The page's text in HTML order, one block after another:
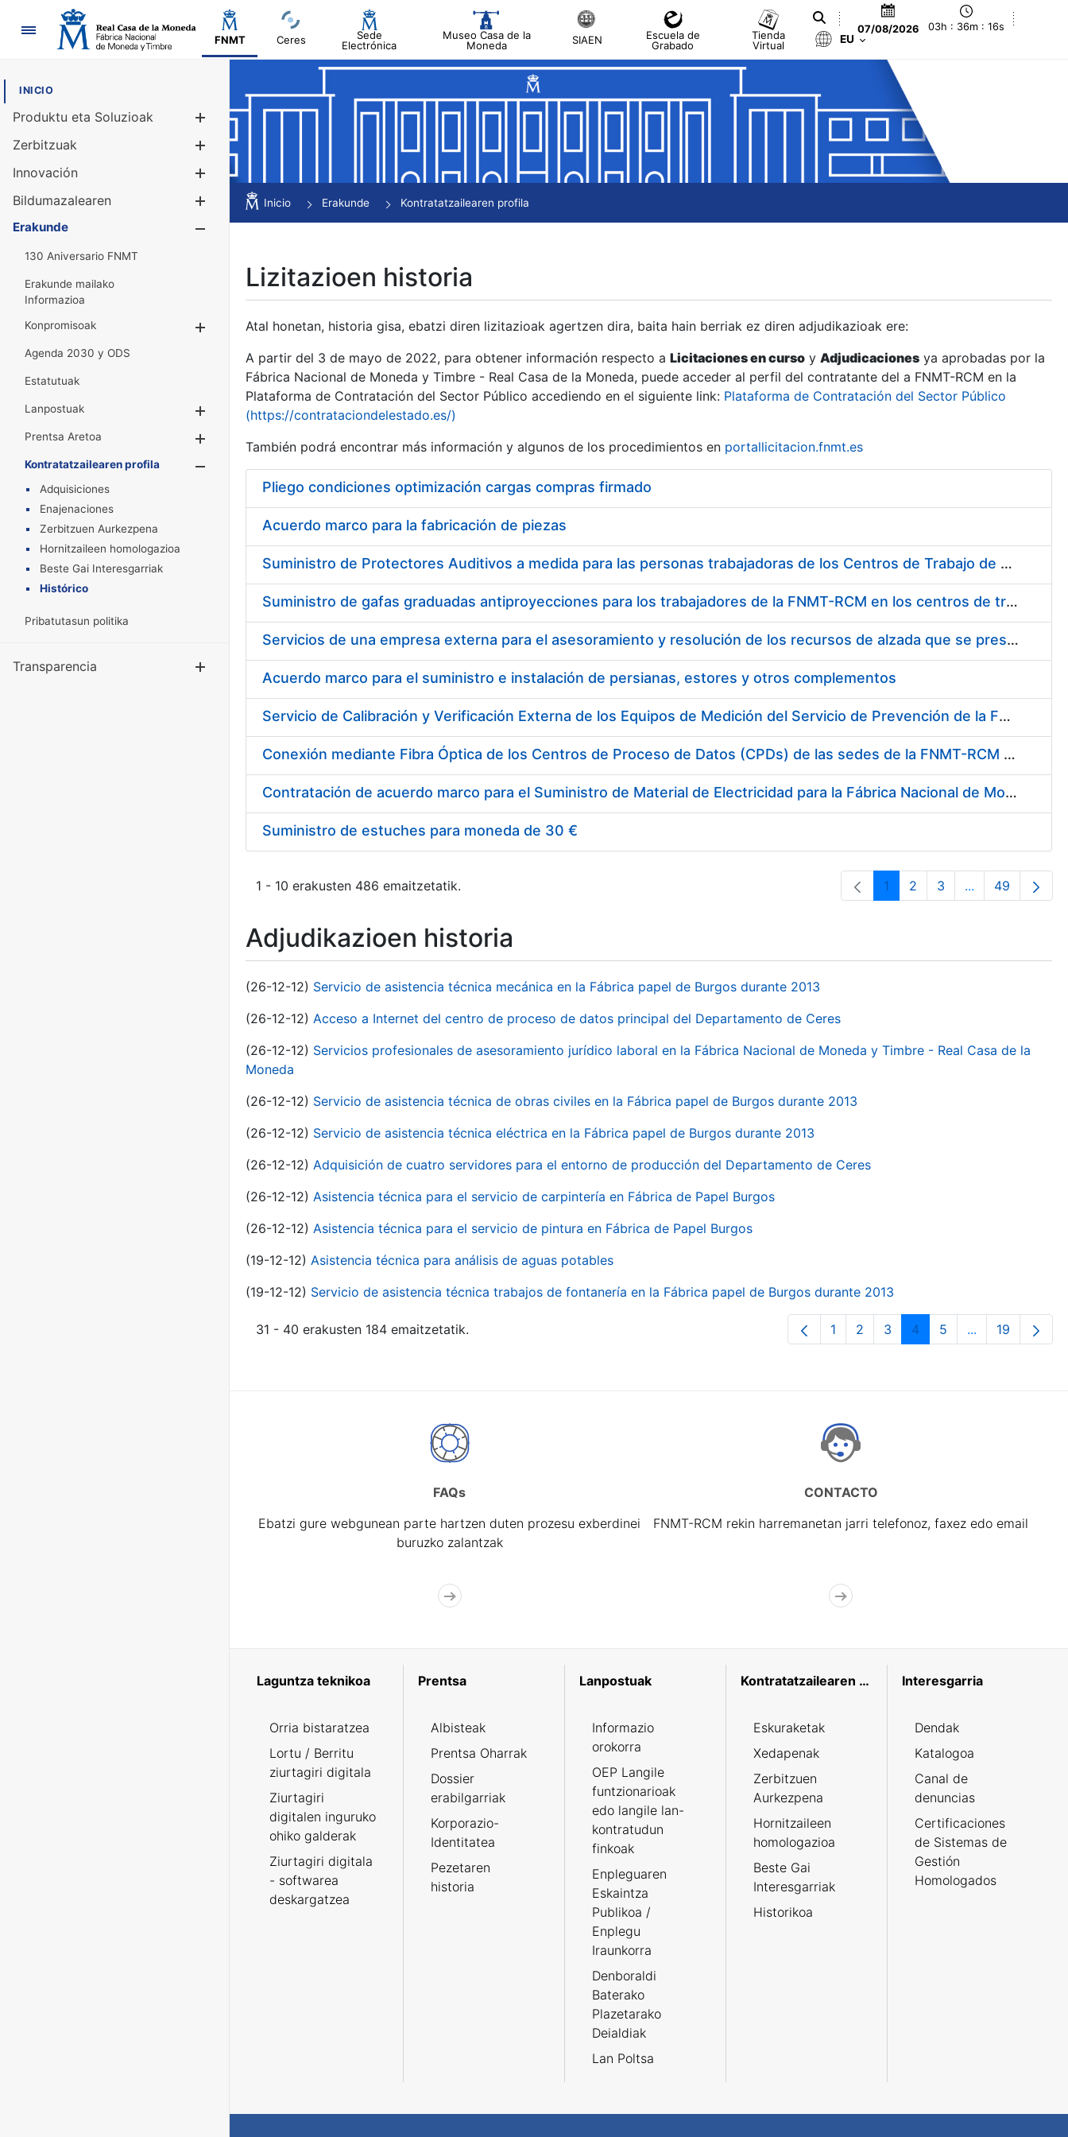
Nabigazioa
FNMT Ceres
Sede
Electrónica
Museo Casa de la
Moneda
SIAEN
Escuela de
Grabado
Tienda
Virtual
07/08/2026 03h : 36m : 17s
EU
INICIO
Produktu eta Soluzioak
Erakutsi/Ezkutatu
Zerbitzuak
Innovación
Bildumazalearen
Erakutsi/Ezkutatu
Erakunde
130 Aniversario FNMT
Erakunde mailako
Informazioa
Konpromisoak
Erakutsi/Ezkutatu
Agenda 2030 y ODS
Estatutuak
Lanpostuak
Erakutsi/Ezkutatu
Prentsa Aretoa
Erakutsi/Ezkutatu
Kontratatzailearen profila
Erakutsi/Ezkutatu
Adquisiciones
Enajenaciones
Zerbitzuen Aurkezpena
Hornitzaileen homologazioa
Beste Gai Interesgarriak
Histórico
Pribatutasun politika
Transparencia Erakutsi/Ezkutatu
Inicio Erakunde Kontratatzailearen profila
Lizitazioen historia
Atal honetan, historia gisa, ebatzi diren lizitazioak agertzen dira, baita hain berriak ez diren adjudikazioak ere:
A partir del 3 de mayo de 2022, para obtener información respecto a Licitaciones en curso y Adjudicaciones ya aprobadas por la
Fábrica Nacional de Moneda y Timbre - Real Casa de la Moneda, puede acceder al perfil del contratante del a FNMT-RCM en la
Plataforma de Contratación del Sector Público accediendo en el siguiente link: Plataforma de Contratación del Sector Público
(https://contrataciondelestado.es/)
También podrá encontrar más información y algunos de los procedimientos en portallicitacion.fnmt.es
Pliego condiciones optimización cargas compras firmado
Acuerdo marco para la fabricación de piezas
Suministro de Protectores Auditivos a medida para las personas trabajadoras de los Centros de Trabajo de Madrid y Burgos
Suministro de gafas graduadas antiproyecciones para los trabajadores de la FNMT-RCM en los centros de trabajo de Madrid y Burgos
Servicios de una empresa externa para el asesoramiento y resolución de los recursos de alzada que se presentan relacionados con procesos de selección para la FNMT-RCM
Acuerdo marco para el suministro e instalación de persianas, estores y otros complementos
Servicio de Calibración y Verificación Externa de los Equipos de Medición del Servicio de Prevención de la FNMT-RCM
Conexión mediante Fibra Óptica de los Centros de Proceso de Datos (CPDs) de las sedes de la FNMT-RCM de Burgos y Madrid
Contratación de acuerdo marco para el Suministro de Material de Electricidad para la Fábrica Nacional de Moneda y Timbre-Real Casa de la Moneda en su centro de trabajo de Burgos
Suministro de estuches para moneda de 30 €
1 - 10 erakusten 486 emaitzetatik. Orrialdea
1 Orrialdea
2 Orrialdea
3 ...Intermediate
Orrialdea
49
Adjudikazioen historia
(26-12-12) Servicio de asistencia técnica mecánica en la Fábrica papel de Burgos durante 2013
(26-12-12) Acceso a Internet del centro de proceso de datos principal del Departamento de Ceres
(26-12-12) Servicios profesionales de asesoramiento jurídico laboral en la Fábrica Nacional de Moneda y Timbre - Real Casa de la
Moneda
(26-12-12) Servicio de asistencia técnica de obras civiles en la Fábrica papel de Burgos durante 2013
(26-12-12) Servicio de asistencia técnica eléctrica en la Fábrica papel de Burgos durante 2013
(26-12-12) Adquisición de cuatro servidores para el entorno de producción del Departamento de Ceres
(26-12-12) Asistencia técnica para el servicio de carpintería en Fábrica de Papel Burgos
(26-12-12) Asistencia técnica para el servicio de pintura en Fábrica de Papel Burgos
(19-12-12) Asistencia técnica para análisis de aguas potables
(19-12-12) Servicio de asistencia técnica trabajos de fontanería en la Fábrica papel de Burgos durante 2013
31 - 40 erakusten 184 emaitzetatik. Orrialdea
1 Orrialdea
2 Orrialdea
3 Orrialdea
4 Orrialdea
5 ...Intermediate
Orrialdea
19
FAQs
Ebatzi gure webgunean parte hartzen duten prozesu exberdinei
buruzko zalantzak
CONTACTO
FNMT-RCM rekin harremanetan jarri telefonoz, faxez edo email
Laguntza teknikoa
Orria bistaratzea
Lortu / Berritu
ziurtagiri digitala
Ziurtagiri
digitalen inguruko
ohiko galderak
Ziurtagiri digitala
- softwarea
deskargatzea
Prentsa
Albisteak
Prentsa Oharrak
Dossier
erabilgarriak
Korporazio-
Identitatea
Pezetaren
historia
Lanpostuak
Informazio
orokorra
OEP Langile
funtzionarioak
edo langile lan-
kontratudun
finkoak
Enpleguaren
Eskaintza
Publikoa /
Enplegu
Iraunkorra
Denboraldi
Baterako
Plazetarako
Deialdiak
Lan Poltsa
Kontratatzailearen profila
Eskuraketak
Xedapenak
Zerbitzuen
Aurkezpena
Hornitzaileen
homologazioa
Beste Gai
Interesgarriak
Historikoa
Interesgarria
Dendak
Katalogoa
Canal de
denuncias
Certificaciones
de Sistemas de
Gestión
Homologados